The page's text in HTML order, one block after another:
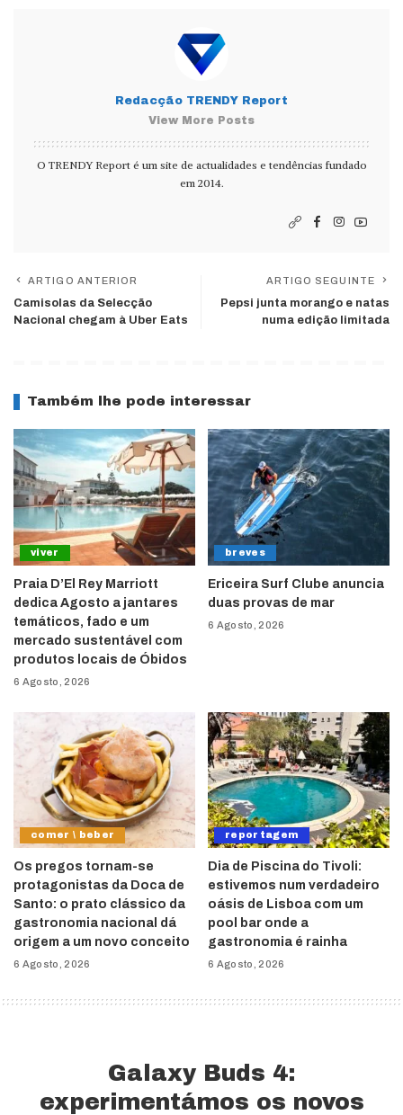
Redacção TRENDY Report
View More Posts
O TRENDY Report é um site de actualidades e tendências fundado
em 2014.
ARTIGO ANTERIOR
Camisolas da Selecção
Nacional chegam à Uber Eats
ARTIGO SEGUINTE
Pepsi junta morango e natas
numa edição limitada
Também lhe pode interessar
viver
Praia D’El Rey Marriott
dedica Agosto a jantares
temáticos, fado e um
mercado sustentável com
produtos locais de Óbidos
6 Agosto, 2026
breves
Ericeira Surf Clube anuncia
duas provas de mar
6 Agosto, 2026
comer \ beber
Os pregos tornam-se
protagonistas da Doca de
Santo: o prato clássico da
gastronomia nacional dá
origem a um novo conceito
6 Agosto, 2026
reportagem
Dia de Piscina do Tivoli:
estivemos num verdadeiro
oásis de Lisboa com um
pool bar onde a
gastronomia é rainha
6 Agosto, 2026
Galaxy Buds 4:
experimentámos os novos